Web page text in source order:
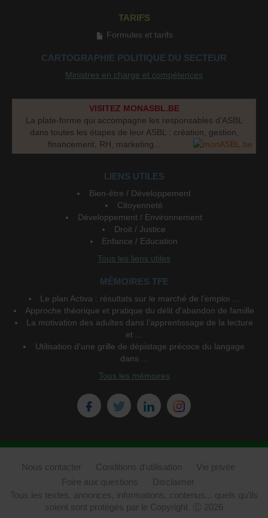
TARIFS
Formules et tarifs
CARTOGRAPHIE POLITIQUE DU SECTEUR
Ministres en charge et compétences
VISITEZ MONASBL.BE
La plate-forme qui accompagne les responsables d’ASBL
dans toutes les étapes de leur ASBL : création, gestion,
financement, RH, marketing...
LIENS UTILES
Bien-être / Développement
Citoyenneté
Développement / Environnement
Droit / Justice
Enfance / Education
Tous les liens utiles
MÉMOIRES TFE
Le plan Activa : résultats sur le marché de l’emploi ...
Approche théorique et pratique du délit d'abandon de famille
La motivation des adultes dans l’apprentissage de la lecture
et ...
Utilisation d'une grille de dépistage précoce du langage
dans ...
Tous les mémoires
Nous contacter Conditions d'utilisation
Vie privée
Foire aux questions
Disclaimer
Tous les textes, annonces, informations, contenus... quels qu’ils
soient sont protégés par le Copyright. Ⓒ 2026